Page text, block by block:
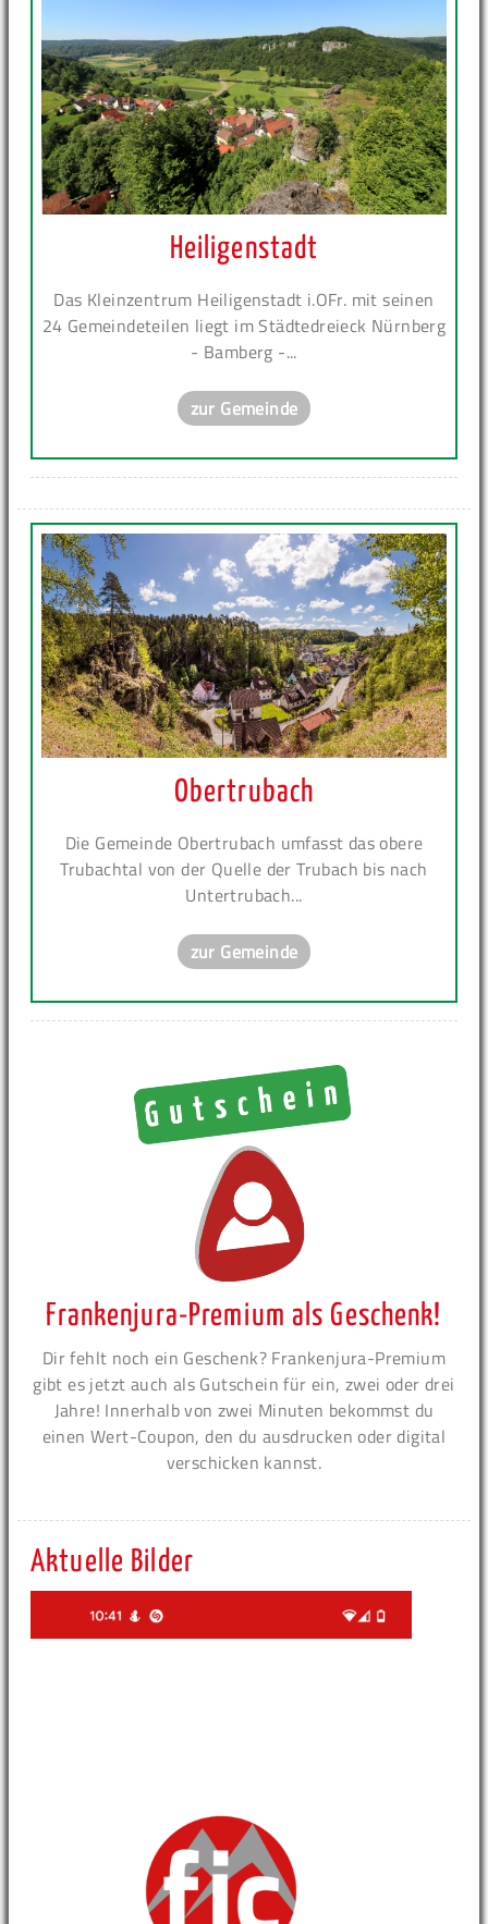
Heiligenstadt
Das Kleinzentrum Heiligenstadt i.OFr. mit seinen
24 Gemeindeteilen liegt im Städtedreieck Nürnberg
- Bamberg -...
zur Gemeinde
Obertrubach
Die Gemeinde Obertrubach umfasst das obere
Trubachtal von der Quelle der Trubach bis nach
Untertrubach...
zur Gemeinde
Frankenjura-Premium als Geschenk!
Dir fehlt noch ein Geschenk? Frankenjura-Premium
gibt es jetzt auch als Gutschein für ein, zwei oder drei
Jahre! Innerhalb von zwei Minuten bekommst du
einen Wert-Coupon, den du ausdrucken oder digital
verschicken kannst.
Aktuelle Bilder